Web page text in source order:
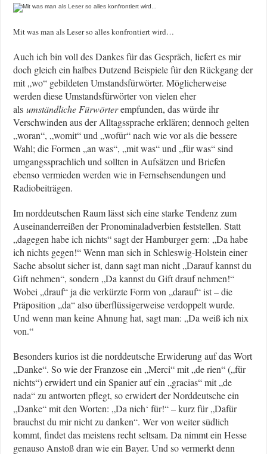
Mit was man als Leser so alles konfrontiert wird…
Auch ich bin voll des Dankes für das Gespräch, liefert es mir
doch gleich ein halbes Dutzend Beispiele für den Rückgang der
mit „wo“ gebildeten Umstandsfürwörter. Möglicherweise
werden diese Umstandsfürwörter von vielen eher
alsumständliche Fürwörterempfunden, das würde ihr
Verschwinden aus der Alltagssprache erklären; dennoch gelten
„woran“, „womit“ und „wofür“ nach wie vor als die bessere
Wahl; die Formen „an was“, „mit was“ und „für was“ sind
umgangssprachlich und sollten in Aufsätzen und Briefen
ebenso vermieden werden wie in Fernsehsendungen und
Radiobeiträgen.
Im norddeutschen Raum lässt sich eine starke Tendenz zum
Auseinanderreißen der Pronominaladverbien feststellen. Statt
„dagegen habe ich nichts“ sagt der Hamburger gern: „Da habe
ich nichts gegen!“ Wenn man sich in Schleswig-Holstein einer
Sache absolut sicher ist, dann sagt man nicht „Darauf kannst du
Gift nehmen“, sondern „Da kannst du Gift drauf nehmen!“
Wobei „drauf“ ja die verkürzte Form von „darauf“ ist – die
Präposition „da“ also überflüssigerweise verdoppelt wurde.
Und wenn man keine Ahnung hat, sagt man: „Da weiß ich nix
von.“
Besonders kurios ist die norddeutsche Erwiderung auf das Wort
„Danke“. So wie der Franzose ein „Merci“ mit „de rien“ („für
nichts“) erwidert und ein Spanier auf ein „gracias“ mit „de
nada“ zu antworten pflegt, so erwidert der Norddeutsche ein
„Danke“ mit den Worten: „Da nich‘ für!“ – kurz für „Dafür
brauchst du mir nicht zu danken“. Wer von weiter südlich
kommt, findet das meistens recht seltsam. Da nimmt ein Hesse
genauso Anstoß dran wie ein Bayer. Und so vermerkt denn